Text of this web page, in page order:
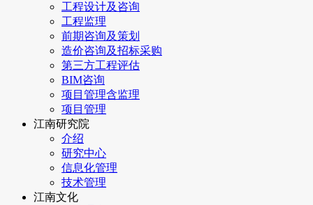
工程设计及咨询
工程监理
前期咨询及策划
造价咨询及招标采购
第三方工程评估
BIM咨询
项目管理含监理
项目管理
江南研究院
介绍
研究中心
信息化管理
技术管理
江南文化